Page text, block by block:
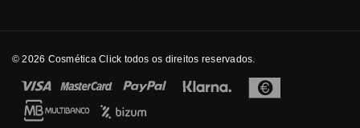
© 2026 Cosmética Click todos os direitos reservados.